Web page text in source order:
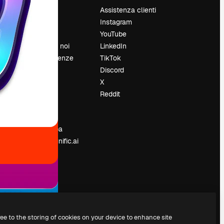
Prezzi
Chi siamo
Recensioni
Lavora con noi
Cerca tendenze
Sala stampa
Cerchi magnific.ai
Assistenza clienti
Instagram
YouTube
LinkedIn
TikTok
Discord
X
Reddit
to the storing of cookies on your device to enhance site